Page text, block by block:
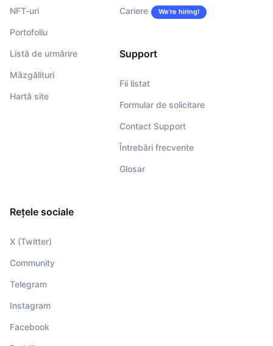
NFT-uri
Portofoliu
Listă de urmărire
Mâzgălituri
Hartă site
Cariere We’re hiring!
Support
Fii listat
Formular de solicitare
Contact Support
Întrebări frecvente
Glosar
Rețele sociale
X (Twitter)
Community
Telegram
Instagram
Facebook